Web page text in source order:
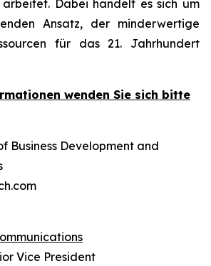
Dabei handelt es sich um
Ansatz, der minderwertige
für das 21. Jahrhundert
wenden Sie sich bitte
Business Development and
Vice President